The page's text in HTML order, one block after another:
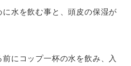
水を飲む事と、頭皮の保湿が
にコップ一杯の水を飲み、入